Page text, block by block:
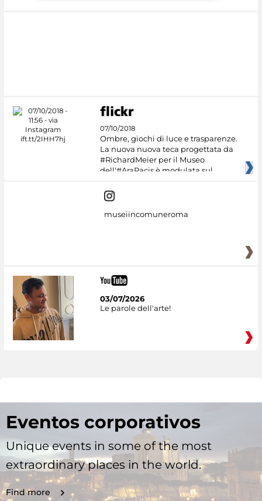
07/10/2018
Ombre, giochi di luce e trasparenze.
La nuova nuova teca progettata da
#RichardMeier per il Museo
dell'#AraPacis è modulata sul
museiincomuneroma
03/07/2026
Le parole dell'arte!
Eventos corporativos
Unique events in some of the most
extraordinary places in the world.
Find more